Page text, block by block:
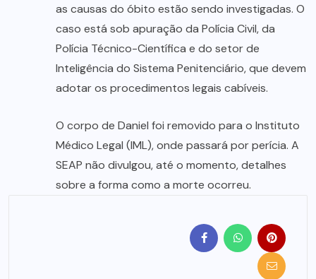
as causas do óbito estão sendo investigadas. O
caso está sob apuração da Polícia Civil, da
Polícia Técnico-Científica e do setor de
Inteligência do Sistema Penitenciário, que devem
adotar os procedimentos legais cabíveis.
O corpo de Daniel foi removido para o Instituto
Médico Legal (IML), onde passará por perícia. A
SEAP não divulgou, até o momento, detalhes
sobre a forma como a morte ocorreu.